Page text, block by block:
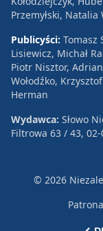
Przemyłski,
Publicyści: Tomasz
Lisiewicz, Michał
Piotr Nisztor,
Wołodźko,
Herman
Wydawca: Słowo
Filtrowa 63 / 43,
© 2026